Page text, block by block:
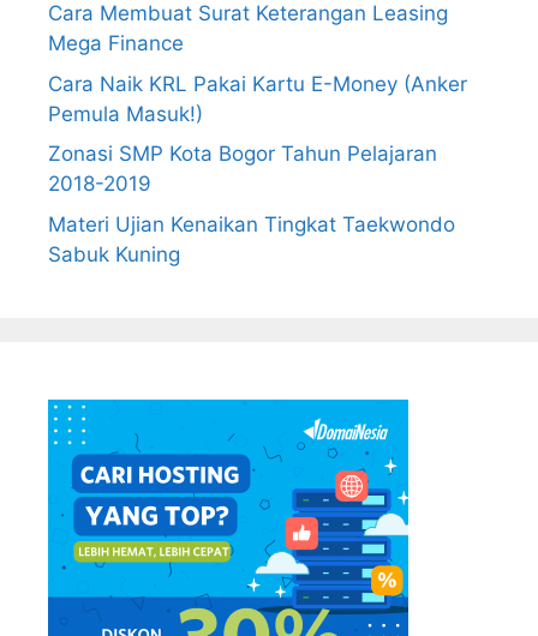
Cara Membuat Surat Keterangan Leasing
Mega Finance
Cara Naik KRL Pakai Kartu E-Money (Anker
Pemula Masuk!)
Zonasi SMP Kota Bogor Tahun Pelajaran
2018-2019
Materi Ujian Kenaikan Tingkat Taekwondo
Sabuk Kuning